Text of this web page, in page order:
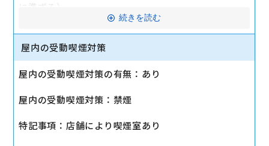
に準ずる）
・時間外手当あり（平均残業時間：10h/月）
・通勤手当支給（規定あり）
災保険）
・入社時に研修有（職種・地域によって研修日程が異
続きを読む
屋内の受動喫煙対策
屋内の受動喫煙対策の有無：あり
屋内の受動喫煙対策：禁煙
特記事項：店舗により喫煙室あり